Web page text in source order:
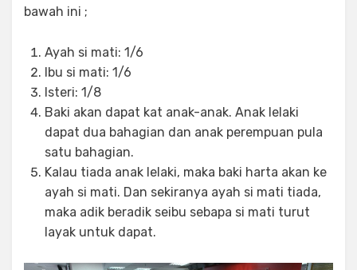
bawah ini ;
Ayah si mati: 1/6
Ibu si mati: 1/6
Isteri: 1/8
Baki akan dapat kat anak-anak. Anak lelaki
dapat dua bahagian dan anak perempuan pula
satu bahagian.
Kalau tiada anak lelaki, maka baki harta akan ke
ayah si mati. Dan sekiranya ayah si mati tiada,
maka adik beradik seibu sebapa si mati turut
layak untuk dapat.